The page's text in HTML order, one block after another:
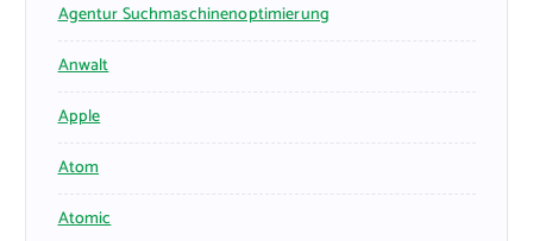
Agentur Suchmaschinenoptimierung
Anwalt
Apple
Atom
Atomic